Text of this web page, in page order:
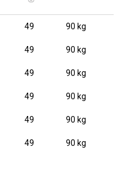
49 90 kg
49 90 kg
49 90 kg
49 90 kg
49 90 kg
49 90 kg